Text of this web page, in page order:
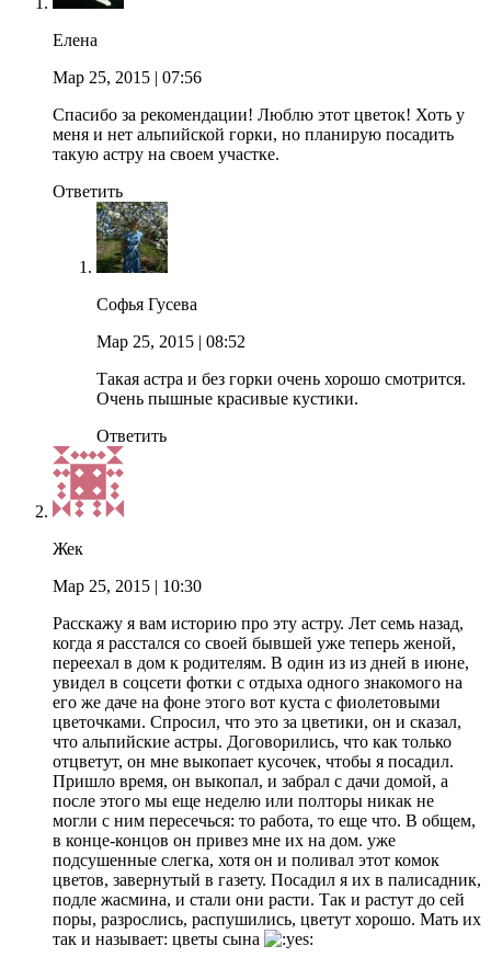
Елена
Мар 25, 2015 | 07:56
Спасибо за рекомендации! Люблю этот цветок! Хоть у
меня и нет альпийской горки, но планирую посадить
такую астру на своем участке.
Ответить
Софья Гусева
Мар 25, 2015 | 08:52
Такая астра и без горки очень хорошо смотрится.
Очень пышные красивые кустики.
Ответить
Жек
Мар 25, 2015 | 10:30
Расскажу я вам историю про эту астру. Лет семь назад,
когда я расстался со своей бывшей уже теперь женой,
переехал в дом к родителям. В один из из дней в июне,
увидел в соцсети фотки с отдыха одного знакомого на
его же даче на фоне этого вот куста с фиолетовыми
цветочками. Спросил, что это за цветики, он и сказал,
что альпийские астры. Договорились, что как только
отцветут, он мне выкопает кусочек, чтобы я посадил.
Пришло время, он выкопал, и забрал с дачи домой, а
после этого мы еще неделю или полторы никак не
могли с ним пересечься: то работа, то еще что. В общем,
в конце-концов он привез мне их на дом. уже
подсушенные слегка, хотя он и поливал этот комок
цветов, завернутый в газету. Посадил я их в палисадник,
подле жасмина, и стали они расти. Так и растут до сей
поры, разрослись, распушились, цветут хорошо. Мать их
так и называет: цветы сына